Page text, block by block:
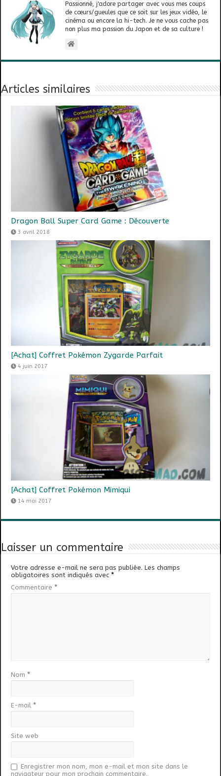
Passionné, j'adore partager avec vous mes coups
de cœurs/gueules que ce soit sur les jeux vidéo, le
cinéma ou encore la hi-tech. Je ne vous cache pas
non plus ma passion du Japon et de sa culture !
Articles similaires
Dragon Ball Super Card Game : Découverte
3 avril 2018
[Achat] Coffret Pokémon Zygarde Parfait
4 juin 2017
[Achat] Coffret Pokémon Mimiqui
14 mai 2017
Laisser un commentaire
Votre adresse e-mail ne sera pas publiée. Les champs
obligatoires sont indiqués avec*
Commentaire *
Nom *
E-mail *
Site web
Enregistrer mon nom, mon e-mail et mon site dans le
navigateur pour mon prochain commentaire.